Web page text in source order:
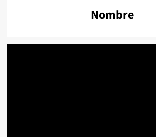
Nombre